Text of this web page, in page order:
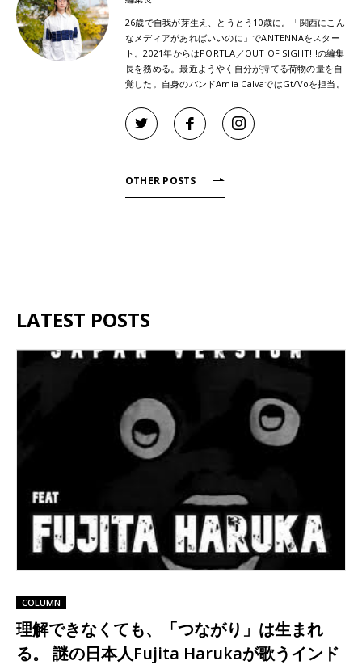
26歳で自我が芽生え、とうとう10歳に。「関西にこん
なメディアがあればいいのに」でANTENNAをスター
ト。2021年からはPORTLA／OUT OF SIGHT!!!の編集
長を務める。最近ようやく自分が持てる荷物の量を自
覚した。自身のバンドAmia CalvaではGt/Voを担当。
OTHER POSTS
LATEST POSTS
COLUMN
理解できなくても、「つながり」は生まれ
る。 謎の日本人Fujita Harukaが歌うインド